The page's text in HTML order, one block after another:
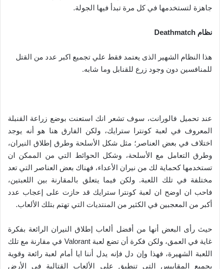
جاهزة لتستخدمها في كل مرة تبدأ فيها الجولة.
نظام Deathmatch
هذا النظام الشهير الذى يعتمد فقط علي تجميع اكبر عدد من القتل
للمنافسين دون وجود زرع للقنابل وما شابه.
عند تحميل فالورانت، سوف تشعر انك استعنت بوضع زراعة القنبلة
المعروف في لعبة كونترا سترايك، ولكن الفارق هنا هو أنه يوجد
اختلاف في بعض العناصر؛ مثل شكل الأسلحة وطرق إطلاق النيران،
وطرق التعامل مع الأسلحة، وشكل الحوائط التي من الممكن ان
تستخدمها كحماية لك من نيران الأعداء، فهناك بعض العناصر التي تعد
مختلفة في تلك اللعبة. ولكن فيما يتعلق بالمقارنة بين اللعبتين،
فاحب ان اوضح ان لعبة كونترا سترايك قد حازت على إعجاب عدد
أكبر من المعجبين في الكثير من المنتديات التي تهتم بتلك الألعاب.
حيث رأى البعض أنها من أفضل ألعاب إطلاق النيران الرائعة بفكرة
غاية في العمق، ولكن فكرة أن تضع لعبة Valorant في مقارنة مع تلك
اللعبة الشهيرة، فهذا وإن دل فإنه يدل أننا ايا أمام لعبة رائعة وقوية
بجميع المقاييس التي تنطبق على الألعاب القتالية في الأرض